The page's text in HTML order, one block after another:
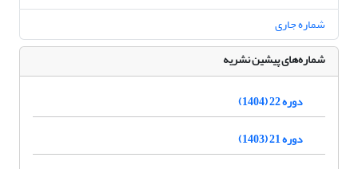
شماره جاری
شماره‌های پیشین نشریه
دوره 22 (1404)
دوره 21 (1403)